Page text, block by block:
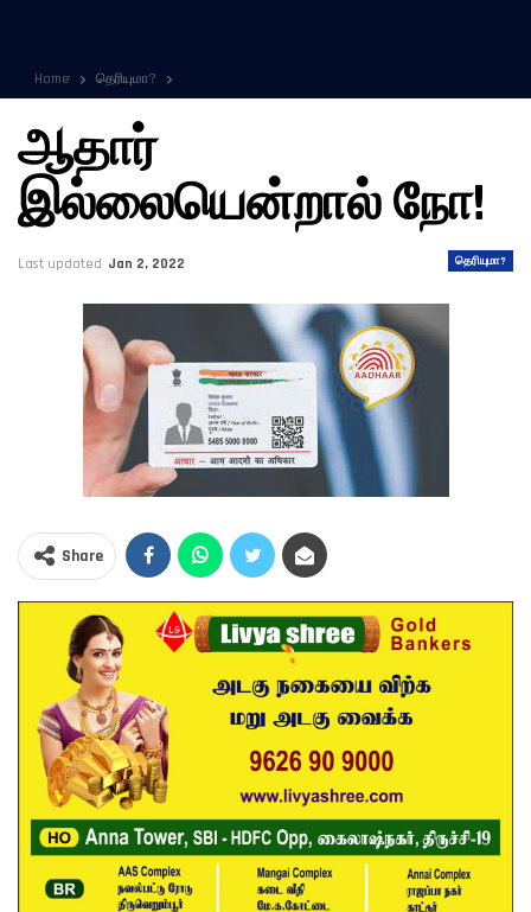
Home தெரியுமா?
ஆதார்
இல்லையென்றால் நோ!
தெரியுமா?
Last updated Jan 2, 2022
Share